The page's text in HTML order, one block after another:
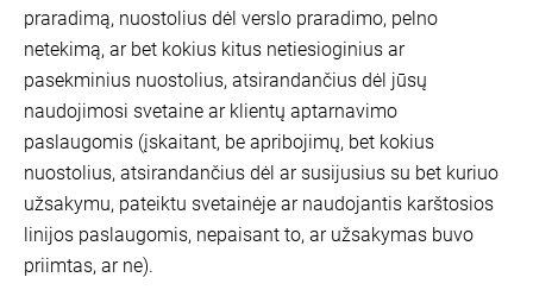
praradimą, nuostolius dėl verslo praradimo, pelno
netekimą, ar bet kokius kitus netiesioginius ar
pasekminius nuostolius, atsirandančius dėl jūsų
naudojimosi svetaine ar klientų aptarnavimo
paslaugomis (įskaitant, be apribojimų, bet kokius
nuostolius, atsirandančius dėl ar susijusius su bet kuriuo
užsakymu, pateiktu svetainėje ar naudojantis karštosios
linijos paslaugomis, nepaisant to, ar užsakymas buvo
priimtas, ar ne).